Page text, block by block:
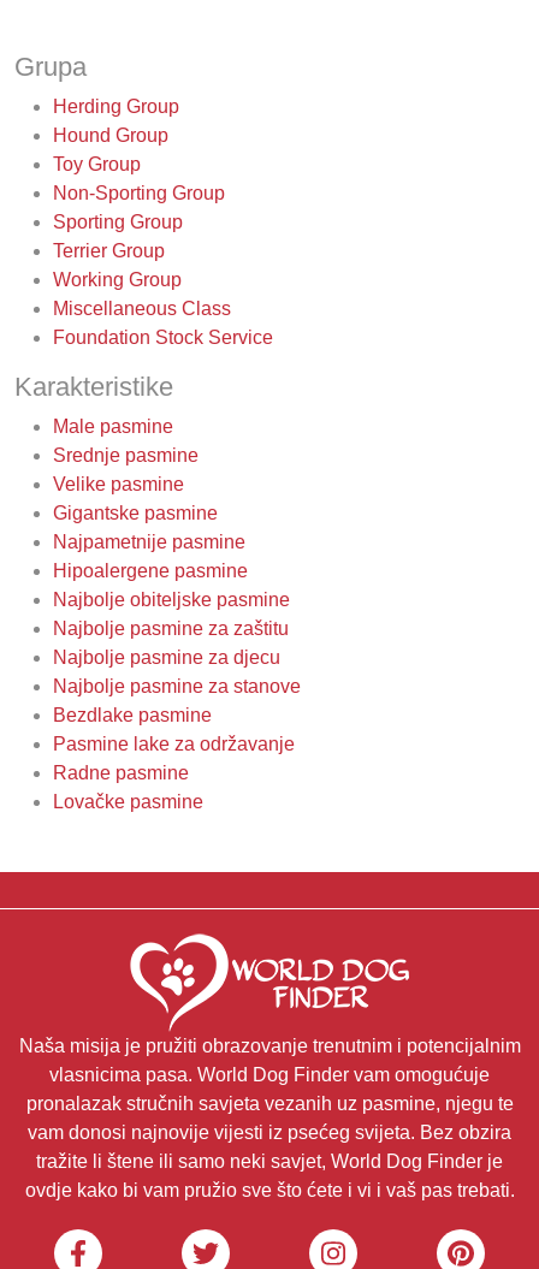
Grupa
Herding Group
Hound Group
Toy Group
Non-Sporting Group
Sporting Group
Terrier Group
Working Group
Miscellaneous Class
Foundation Stock Service
Karakteristike
Male pasmine
Srednje pasmine
Velike pasmine
Gigantske pasmine
Najpametnije pasmine
Hipoalergene pasmine
Najbolje obiteljske pasmine
Najbolje pasmine za zaštitu
Najbolje pasmine za djecu
Najbolje pasmine za stanove
Bezdlake pasmine
Pasmine lake za održavanje
Radne pasmine
Lovačke pasmine
Naša misija je pružiti obrazovanje trenutnim i potencijalnim
vlasnicima pasa. World Dog Finder vam omogućuje
pronalazak stručnih savjeta vezanih uz pasmine, njegu te
vam donosi najnovije vijesti iz psećeg svijeta. Bez obzira
tražite li štene ili samo neki savjet, World Dog Finder je
ovdje kako bi vam pružio sve što ćete i vi i vaš pas trebati.